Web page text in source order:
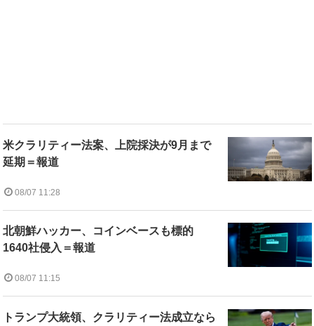
米クラリティー法案、上院採決が9月まで
延期＝報道
08/07 11:28
北朝鮮ハッカー、コインベースも標的
1640社侵入＝報道
08/07 11:15
トランプ大統領、クラリティー法成立なら